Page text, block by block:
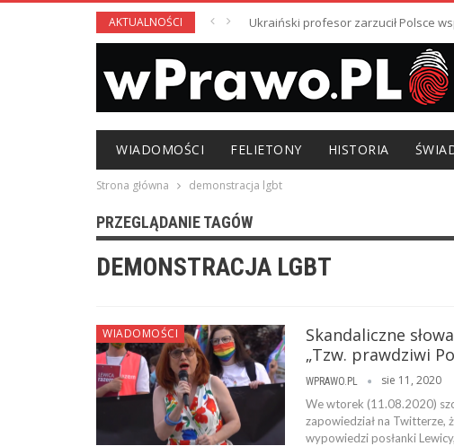
AKTUALNOŚCI Ukraiński profesor zarzucił Polsce
WIADOMOŚCI FELIETONY HISTORIA
Strona główna demonstracja lgbt
PRZEGLĄDANIE TAGÓW
DEMONSTRACJA LGBT
WIADOMOŚCI
Skandaliczne
„Tzw. prawdziwi
WPRAWO.PL sie 11, 2020
We wtorek (11.08.2020)
zapowiedział na Twitterze,
wypowiedzi posłanki